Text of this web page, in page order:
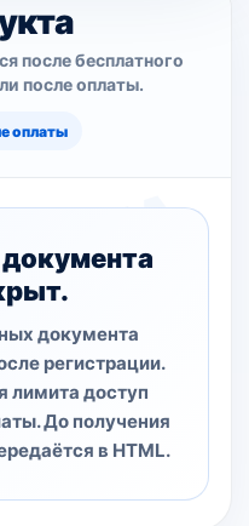
после бесплатного
после оплаты.
оплаты
документа
регистрации.
лимита доступ
До получения
в HTML.